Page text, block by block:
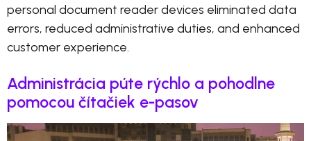
personal document reader devices eliminated data
errors, reduced administrative duties, and enhanced
customer experience.
Administrácia púte rýchlo a pohodlne
pomocou čítačiek e-pasov